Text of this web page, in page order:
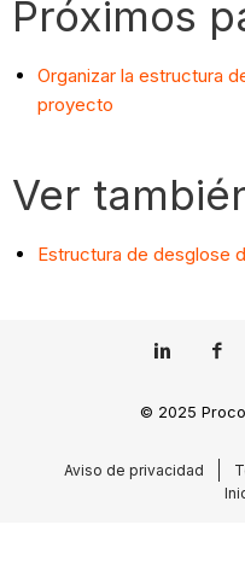
Próximos
Organizar la estructura
proyecto
Ver
Estructura de desglose
© 2025
Aviso de privacidad